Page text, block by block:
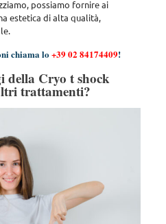
possiamo fornire ai
estetica di alta qualità,
chiama lo+39 02 84174409!
della Cryo t shock
trattamenti?